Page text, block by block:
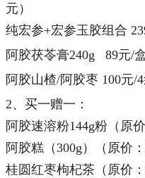
元）
纯宏参+宏参玉胶组合
阿胶茯苓膏240g 89元/
阿胶山楂/阿胶枣 100元/
2、买一赠一：
阿胶速溶粉144g粉（原
阿胶糕（300g）（原价
桂圆红枣枸杞茶（原价：